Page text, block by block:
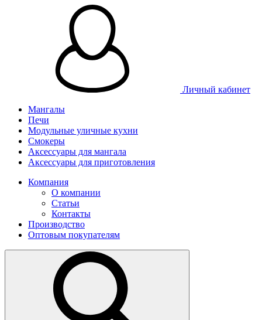
Личный кабинет
Мангалы
Печи
Модульные уличные кухни
Смокеры
Аксессуары для мангала
Аксессуары для приготовления
Компания
О компании
Статьи
Контакты
Производство
Оптовым покупателям